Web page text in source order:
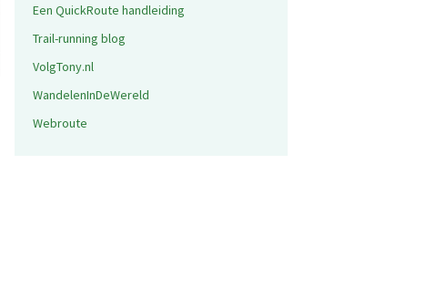
Een QuickRoute handleiding
Trail-running blog
VolgTony.nl
WandelenInDeWereld
Webroute